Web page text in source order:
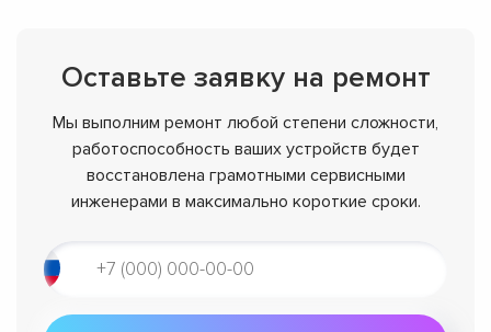
Оставьте заявку на ремонт
Мы выполним ремонт любой степени сложности,
работоспособность ваших устройств будет
восстановлена грамотными сервисными
инженерами в максимально короткие сроки.